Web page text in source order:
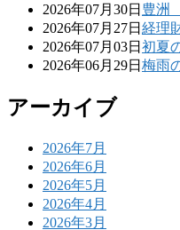
2026年07月30日 豊洲
2026年07月27日 経理
2026年07月03日 初夏
2026年06月29日 梅雨
アーカイブ
2026年7月
2026年6月
2026年5月
2026年4月
2026年3月